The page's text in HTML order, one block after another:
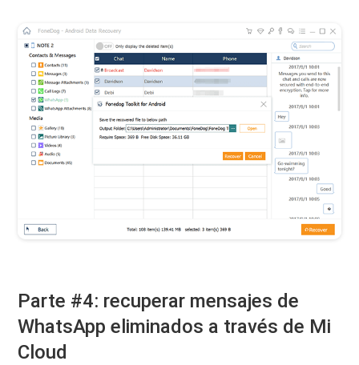
Parte #4: recuperar mensajes de
WhatsApp eliminados a través de Mi
Cloud